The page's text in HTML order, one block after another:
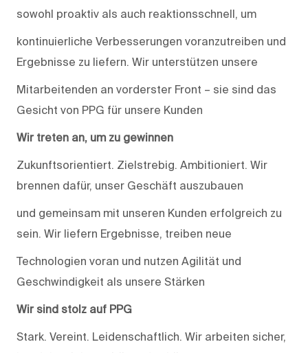
sowohl proaktiv als auch reaktionsschnell, um
kontinuierliche Verbesserungen voranzutreiben und
Ergebnisse zu liefern. Wir unterstützen unsere
Mitarbeitenden an vorderster Front – sie sind das
Gesicht von PPG für unsere Kunden
Wir treten an, um zu gewinnen
Zukunftsorientiert. Zielstrebig. Ambitioniert. Wir
brennen dafür, unser Geschäft auszubauen
und gemeinsam mit unseren Kunden erfolgreich zu
sein. Wir liefern Ergebnisse, treiben neue
Technologien voran und nutzen Agilität und
Geschwindigkeit als unsere Stärken
Wir sind stolz auf PPG
Stark. Vereint. Leidenschaftlich. Wir arbeiten sicher,